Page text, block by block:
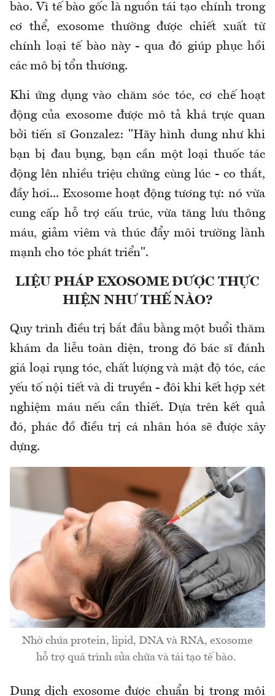
bào. Vì tế bào gốc là nguồn tái tạo chính trong
cơ thể, exosome thường được chiết xuất từ
chính loại tế bào này - qua đó giúp phục hồi
các mô bị tổn thương.
Khi ứng dụng vào chăm sóc tóc, cơ chế hoạt
động của exosome được mô tả khá trực quan
bởi tiến sĩ Gonzalez: "Hãy hình dung như khi
bạn bị đau bụng, bạn cần một loại thuốc tác
động lên nhiều triệu chứng cùng lúc - co thắt,
đầy hơi... Exosome hoạt động tương tự: nó vừa
cung cấp hỗ trợ cấu trúc, vừa tăng lưu thông
máu, giảm viêm và thúc đẩy môi trường lành
mạnh cho tóc phát triển".
LIỆU PHÁP EXOSOME ĐƯỢC THỰC
HIỆN NHƯ THẾ NÀO?
Quy trình điều trị bắt đầu bằng một buổi thăm
khám da liễu toàn diện, trong đó bác sĩ đánh
giá loại rụng tóc, chất lượng và mật độ tóc, các
yếu tố nội tiết và di truyền - đôi khi kết hợp xét
nghiệm máu nếu cần thiết. Dựa trên kết quả
đó, phác đồ điều trị cá nhân hóa sẽ được xây
dựng.
Nhờ chứa protein, lipid, DNA và RNA, exosome
hỗ trợ quá trình sửa chữa và tái tạo tế bào.
Dung dịch exosome được chuẩn bị trong môi